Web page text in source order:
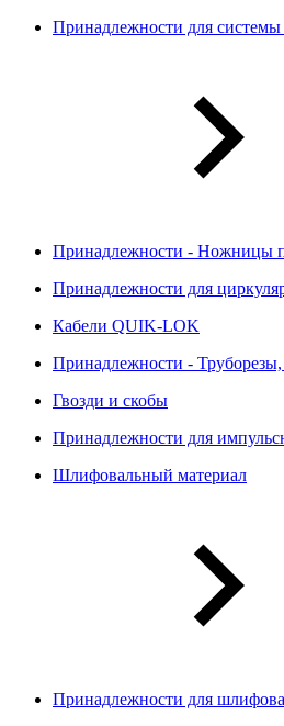
Принадлежности для системы
Принадлежности - Ножницы
Принадлежности для
Кабели QUIK-LOK
Принадлежности -
Гвозди и скобы
Принадлежности для
Шлифовальный материал
Принадлежности для